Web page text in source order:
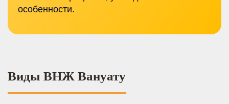
особенности.
Виды ВНЖ Вануату